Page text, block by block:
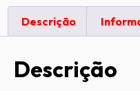
Descrição
Descrição